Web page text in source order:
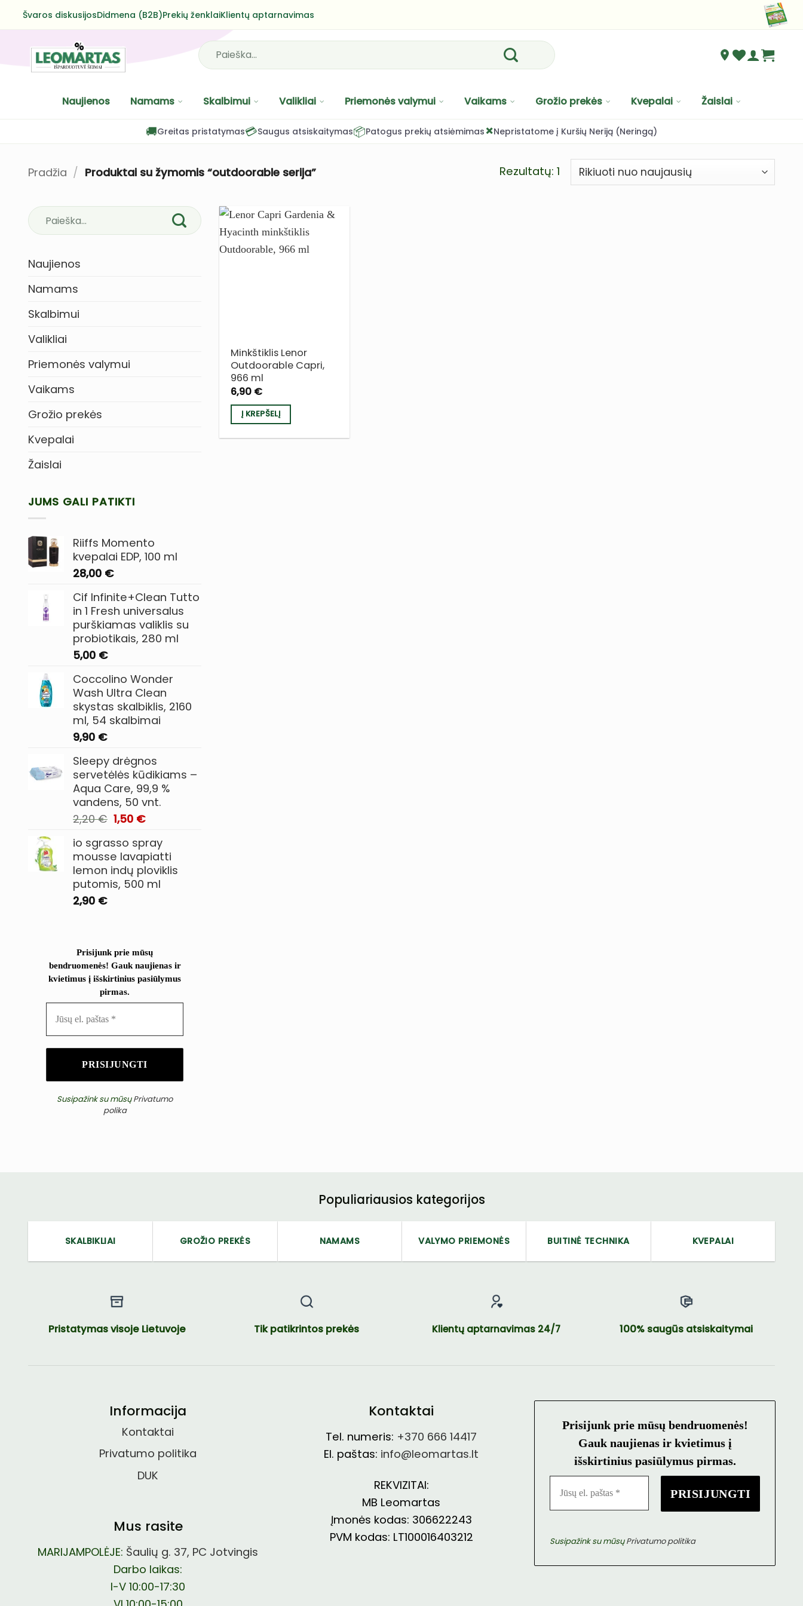
Švaros diskusijosDidmena (B2B)Prekių ženklaiKlientų aptarnavimas
Ieškoti:
Naujienos Namams Skalbimui Valikliai Priemonės valymui Vaikams Grožio prekės Kvepalai Žaislai
🚚Greitas pristatymas💳Saugus atsiskaitymas📦Patogus prekių atsiėmimas×Nepristatome į Kuršių Neriją (Neringą)
Pradžia / Produktai su žymomis “outdoorable serija” Rezultatų: 1
Naujienos
Namams
Skalbimui
Valikliai
Priemonės valymui
Vaikams
Grožio prekės
Kvepalai
Žaislai
JUMS GALI PATIKTI
Riiffs Momento
kvepalai EDP, 100 ml
28,00 €
Cif Infinite+Clean Tutto
in 1 Fresh universalus
purškiamas valiklis su
probiotikais, 280 ml
5,00 €
Coccolino Wonder
Wash Ultra Clean
skystas skalbiklis, 2160
ml, 54 skalbimai
9,90 €
Sleepy drėgnos
servetėlės kūdikiams –
Aqua Care, 99,9 %
vandens, 50 vnt.
2,20€ Original
was:
2,20 €.
1,50 €Current
is:
1,50 €.
io sgrasso spray
mousse lavapiatti
lemon indų ploviklis
putomis, 500 ml
2,90 €
Prisijunk prie mūsų
bendruomenės! Gauk naujienas ir
kvietimus į išskirtinius pasiūlymus
pirmas.
Susipažink su mūsųPrivatumo
polika
Minkštiklis Lenor
Outdoorable Capri,
966 ml
6,90 €
Į KREPŠELĮ
Populiariausios kategorijos
SKALBIKLIAI GROŽIO PREKĖS NAMAMS VALYMO PRIEMONĖS BUITINĖ TECHNIKA KVEPALAI
Pristatymas visoje Lietuvoje Tik patikrintos prekės Klientų aptarnavimas 24/7 100% saugūs atsiskaitymai
Informacija
Kontaktai
Privatumo politika
DUK
Mus rasite
MARIJAMPOLĖJE: Šaulių g. 37, PC Jotvingis
Darbo laikas:
I-V 10:00-17:30
Kontaktai
Tel. numeris: +370 666 14417
El. paštas: info@leomartas.lt
REKVIZITAI:
MB Leomartas
Įmonės kodas: 306622243
PVM kodas: LT100016403212
Prisijunk prie mūsų bendruomenės!
Gauk naujienas ir kvietimus į
išskirtinius pasiūlymus pirmas.
Susipažink su mūsųPrivatumo politika